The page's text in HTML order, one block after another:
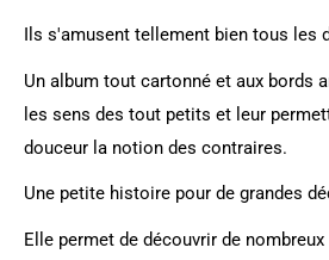
Ils s'amusent tellement bien tous les
Un album tout cartonné et aux bords
les sens des tout petits et leur
douceur la notion des contraires.
Une petite histoire pour de grandes
Elle permet de découvrir de